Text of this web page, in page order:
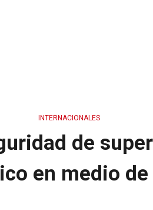
INTERNACIONALES
de
en medio